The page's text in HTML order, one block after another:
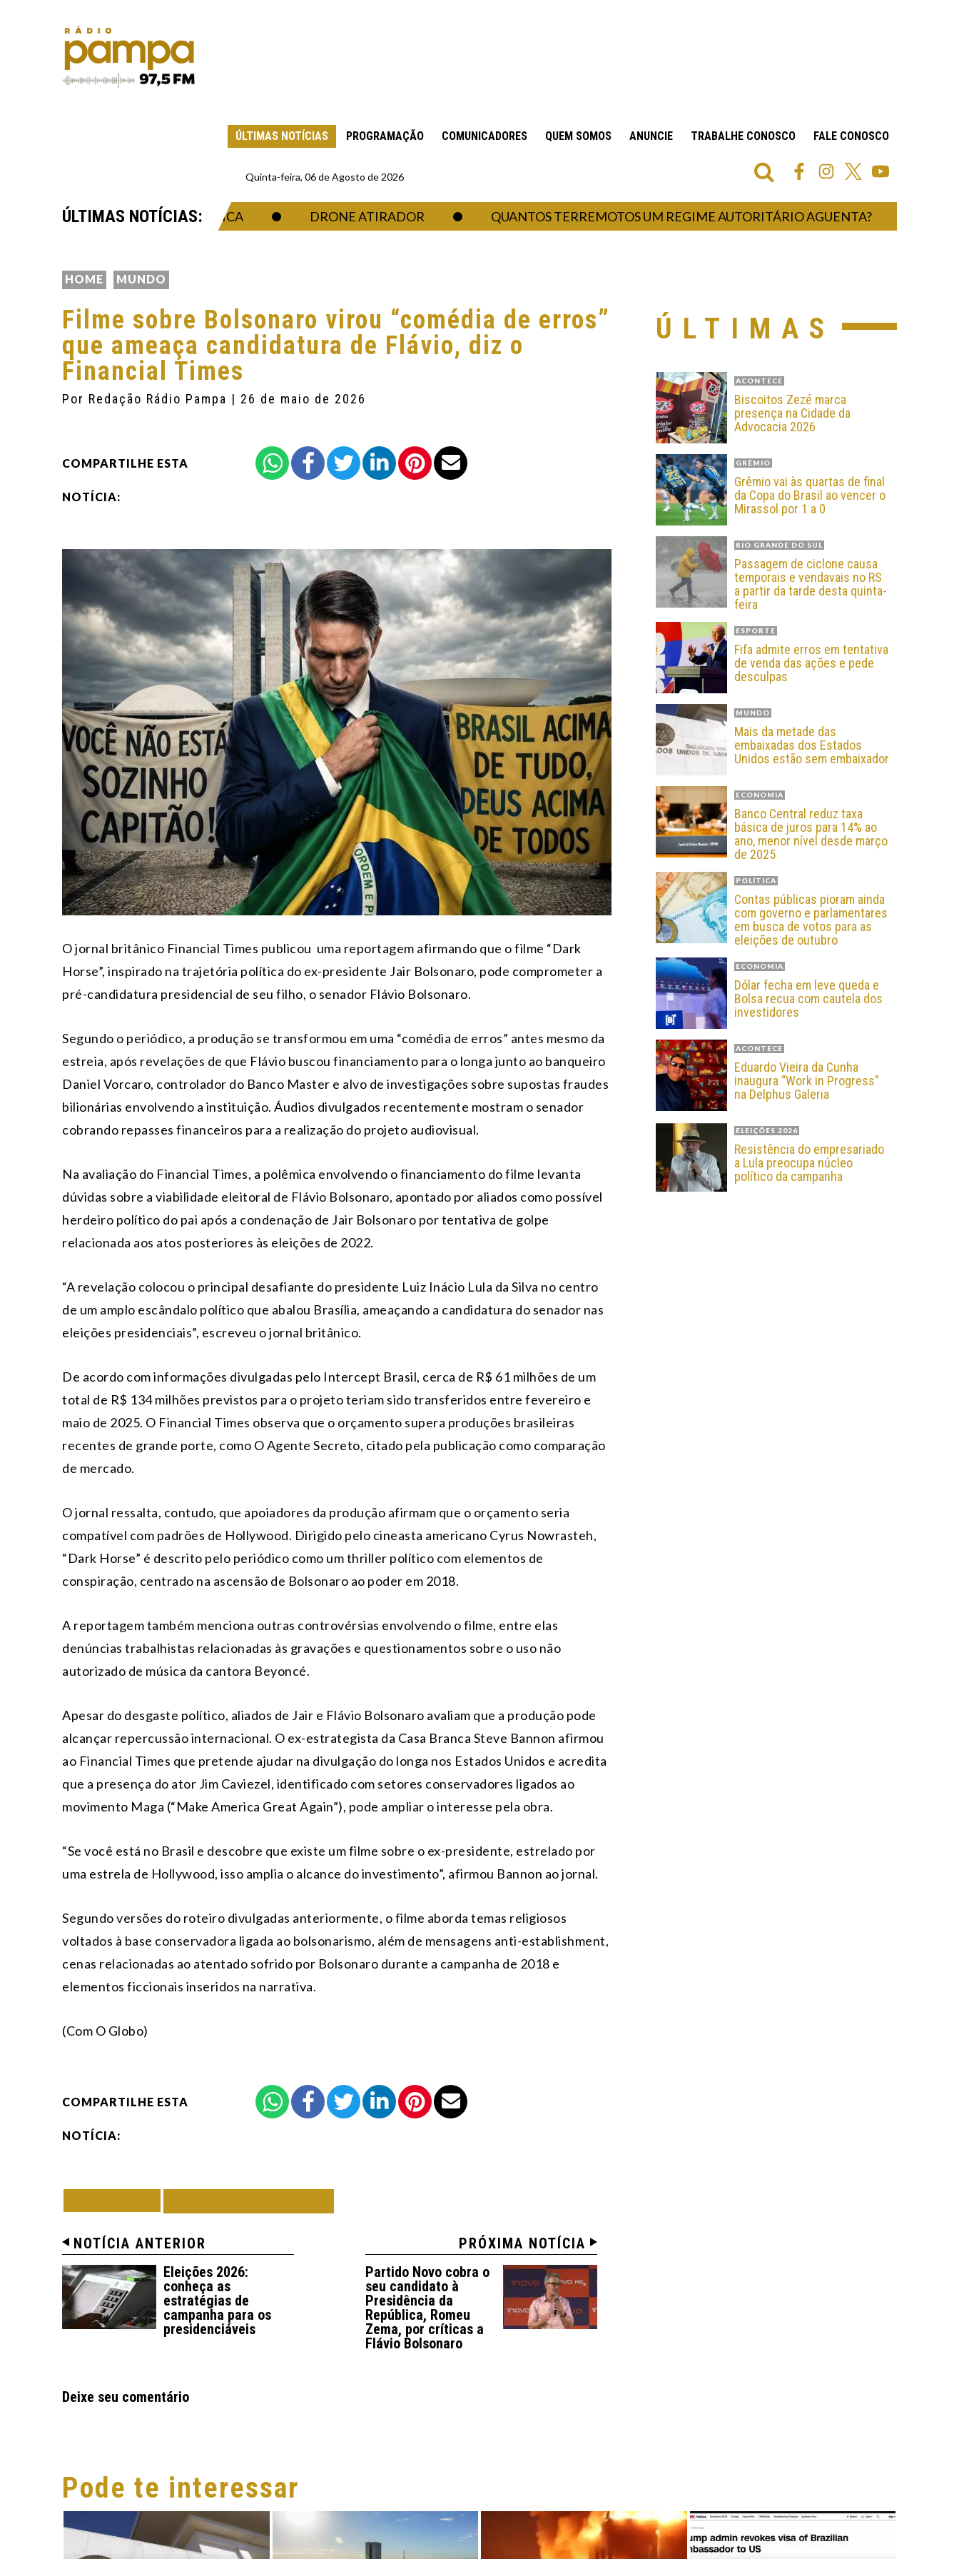
ÚLTIMAS NOTÍCIAS PROGRAMAÇÃO COMUNICADORES QUEM SOMOS ANUNCIE TRABALHE CONOSCO FALE CONOSCO
Quinta-feira, 06 de Agosto de 2026
ÚLTIMAS NOTÍCIAS:
SINGULARIDADE ECONÔMICA DRONE ATIRADOR QUANTOS TERREMOTOS UM REGIME AUTORITÁRIO AGUENTA?
HOME MUNDO
Filme sobre Bolsonaro virou “comédia de erros”
que ameaça candidatura de Flávio, diz o
Financial Times
Por Redação Rádio Pampa | 26 de maio de 2026
COMPARTILHE ESTA
NOTÍCIA:
O jornal britânico Financial Times publicou uma reportagem afirmando que o filme “Dark
Horse”, inspirado na trajetória política do ex-presidente Jair Bolsonaro, pode comprometer a
pré-candidatura presidencial de seu filho, o senador Flávio Bolsonaro.
Segundo o periódico, a produção se transformou em uma “comédia de erros” antes mesmo da
estreia, após revelações de que Flávio buscou financiamento para o longa junto ao banqueiro
Daniel Vorcaro, controlador do Banco Master e alvo de investigações sobre supostas fraudes
bilionárias envolvendo a instituição. Áudios divulgados recentemente mostram o senador
cobrando repasses financeiros para a realização do projeto audiovisual.
Na avaliação do Financial Times, a polêmica envolvendo o financiamento do filme levanta
dúvidas sobre a viabilidade eleitoral de Flávio Bolsonaro, apontado por aliados como possível
herdeiro político do pai após a condenação de Jair Bolsonaro por tentativa de golpe
relacionada aos atos posteriores às eleições de 2022.
“A revelação colocou o principal desafiante do presidente Luiz Inácio Lula da Silva no centro
de um amplo escândalo político que abalou Brasília, ameaçando a candidatura do senador nas
eleições presidenciais”, escreveu o jornal britânico.
De acordo com informações divulgadas pelo Intercept Brasil, cerca de R$ 61 milhões de um
total de R$ 134 milhões previstos para o projeto teriam sido transferidos entre fevereiro e
maio de 2025. O Financial Times observa que o orçamento supera produções brasileiras
recentes de grande porte, como O Agente Secreto, citado pela publicação como comparação
de mercado.
O jornal ressalta, contudo, que apoiadores da produção afirmam que o orçamento seria
compatível com padrões de Hollywood. Dirigido pelo cineasta americano Cyrus Nowrasteh,
“Dark Horse” é descrito pelo periódico como um thriller político com elementos de
conspiração, centrado na ascensão de Bolsonaro ao poder em 2018.
A reportagem também menciona outras controvérsias envolvendo o filme, entre elas
denúncias trabalhistas relacionadas às gravações e questionamentos sobre o uso não
autorizado de música da cantora Beyoncé.
Apesar do desgaste político, aliados de Jair e Flávio Bolsonaro avaliam que a produção pode
alcançar repercussão internacional. O ex-estrategista da Casa Branca Steve Bannon afirmou
ao Financial Times que pretende ajudar na divulgação do longa nos Estados Unidos e acredita
que a presença do ator Jim Caviezel, identificado com setores conservadores ligados ao
movimento Maga (“Make America Great Again”), pode ampliar o interesse pela obra.
“Se você está no Brasil e descobre que existe um filme sobre o ex-presidente, estrelado por
uma estrela de Hollywood, isso amplia o alcance do investimento”, afirmou Bannon ao jornal.
Segundo versões do roteiro divulgadas anteriormente, o filme aborda temas religiosos
voltados à base conservadora ligada ao bolsonarismo, além de mensagens anti-establishment,
cenas relacionadas ao atentado sofrido por Bolsonaro durante a campanha de 2018 e
elementos ficcionais inseridos na narrativa.
(Com O Globo)
COMPARTILHE ESTA
NOTÍCIA:
NOTÍCIA ANTERIOR
Eleições 2026:
conheça as
estratégias de
campanha para os
presidenciáveis
PRÓXIMA NOTÍCIA
Partido Novo cobra o
seu candidato à
Presidência da
República, Romeu
Zema, por críticas a
Flávio Bolsonaro
Deixe seu comentário
ÚLTIMAS
ACONTECE
Biscoitos Zezé marca
presença na Cidade da
Advocacia 2026
GRÊMIO
Grêmio vai às quartas de final
da Copa do Brasil ao vencer o
Mirassol por 1 a 0
RIO GRANDE DO SUL
Passagem de ciclone causa
temporais e vendavais no RS
a partir da tarde desta quinta-
feira
ESPORTE
Fifa admite erros em tentativa
de venda das ações e pede
desculpas
MUNDO
Mais da metade das
embaixadas dos Estados
Unidos estão sem embaixador
ECONOMIA
Banco Central reduz taxa
básica de juros para 14% ao
ano, menor nível desde março
de 2025
POLÍTICA
Contas públicas pioram ainda
com governo e parlamentares
em busca de votos para as
eleições de outubro
ECONOMIA
Dólar fecha em leve queda e
Bolsa recua com cautela dos
investidores
ACONTECE
Eduardo Vieira da Cunha
inaugura “Work in Progress”
na Delphus Galeria
ELEIÇÕES 2026
Resistência do empresariado
a Lula preocupa núcleo
político da campanha
Pode te interessar